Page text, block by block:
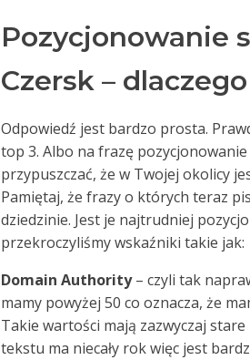
Pozycjonowanie
Czersk –
Odpowiedź jest bardzo prosta.
top 3. Albo na frazę
przypuszczać, że w Twojej okolicy
Pamiętaj, że frazy o których teraz
dziedzinie. Jest je najtrudniej
przekroczyliśmy wskaźniki takie jak:
Domain Authority– czyli tak
mamy powyżej 50 co oznacza, że
Takie wartości mają zazwyczaj
tekstu ma niecały rok więc jest